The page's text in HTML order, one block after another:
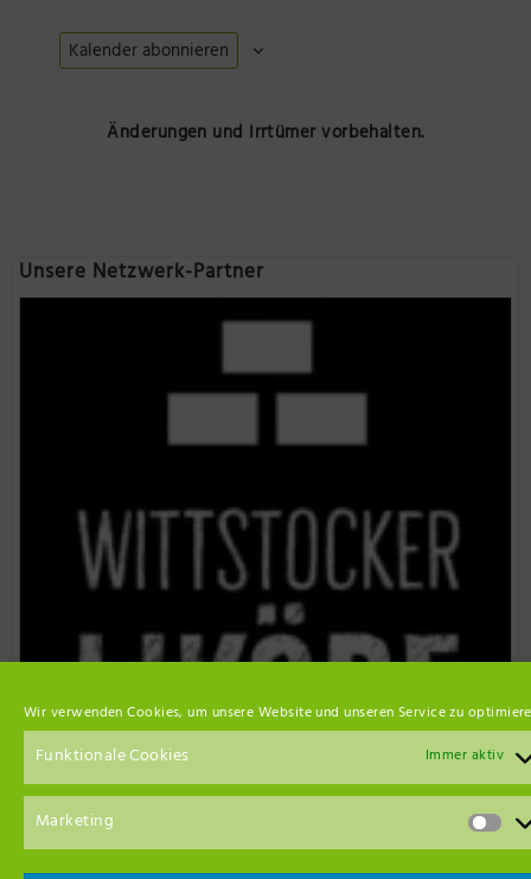
Wir verwenden Cookies, um unsere Website und unseren Service zu
Funktionale Cookies Immer aktiv
Marketing
Kalender abonnieren
Änderungen und Irrtümer vorbehalten.
Unsere Netzwerk-Partner
Event Empfehlungen